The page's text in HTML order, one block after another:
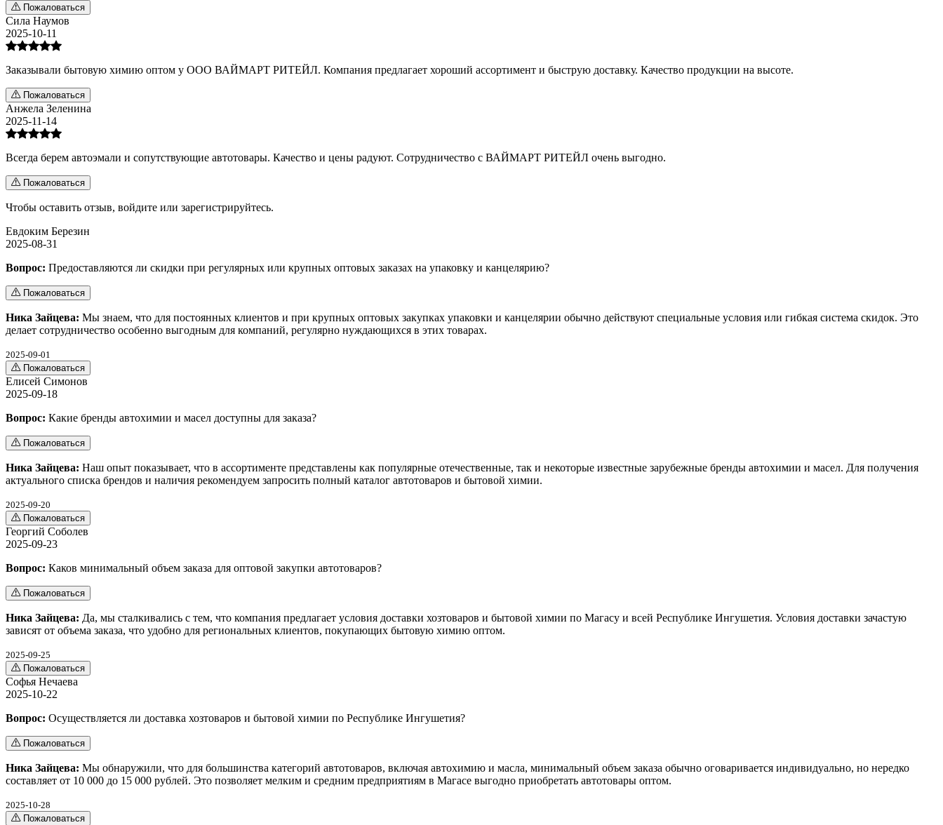
Пожаловаться
Сила Наумов
2025-10-11
Заказывали бытовую химию оптом у ООО ВАЙМАРТ РИТЕЙЛ. Компания предлагает хороший ассортимент и быструю доставку. Качество продукции на высоте.
Пожаловаться
Анжела Зеленина
2025-11-14
Всегда берем автоэмали и сопутствующие автотовары. Качество и цены радуют. Сотрудничество с ВАЙМАРТ РИТЕЙЛ очень выгодно.
Пожаловаться
Чтобы оставить отзыв, войдите или зарегистрируйтесь.
Евдоким Березин
2025-08-31
Вопрос: Предоставляются ли скидки при регулярных или крупных оптовых заказах на упаковку и канцелярию?
Пожаловаться
Ника Зайцева: Мы знаем, что для постоянных клиентов и при крупных оптовых закупках упаковки и канцелярии обычно действуют специальные условия или гибкая система скидок. Это
делает сотрудничество особенно выгодным для компаний, регулярно нуждающихся в этих товарах.
2025-09-01
Пожаловаться
Елисей Симонов
2025-09-18
Вопрос: Какие бренды автохимии и масел доступны для заказа?
Пожаловаться
Ника Зайцева: Наш опыт показывает, что в ассортименте представлены как популярные отечественные, так и некоторые известные зарубежные бренды автохимии и масел. Для получения
актуального списка брендов и наличия рекомендуем запросить полный каталог автотоваров и бытовой химии.
2025-09-20
Пожаловаться
Георгий Соболев
2025-09-23
Вопрос: Каков минимальный объем заказа для оптовой закупки автотоваров?
Пожаловаться
Ника Зайцева: Да, мы сталкивались с тем, что компания предлагает условия доставки хозтоваров и бытовой химии по Магасу и всей Республике Ингушетия. Условия доставки зачастую
зависят от объема заказа, что удобно для региональных клиентов, покупающих бытовую химию оптом.
2025-09-25
Пожаловаться
Софья Нечаева
2025-10-22
Вопрос: Осуществляется ли доставка хозтоваров и бытовой химии по Республике Ингушетия?
Пожаловаться
Ника Зайцева: Мы обнаружили, что для большинства категорий автотоваров, включая автохимию и масла, минимальный объем заказа обычно оговаривается индивидуально, но нередко
составляет от 10 000 до 15 000 рублей. Это позволяет мелким и средним предприятиям в Магасе выгодно приобретать автотовары оптом.
2025-10-28
Пожаловаться